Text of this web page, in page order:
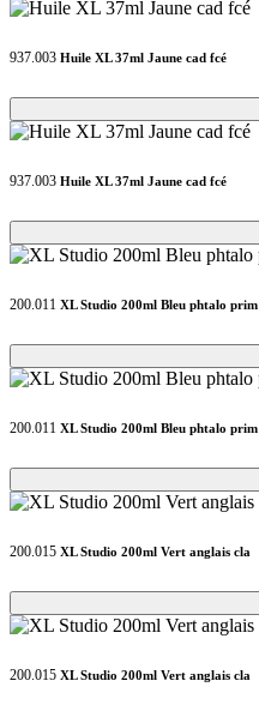
937.003 Huile XL 37ml Jaune cad fcé
Loading...
Loading...
937.003 Huile XL 37ml Jaune cad fcé
Loading...
Loading...
200.011 XL Studio 200ml Bleu phtalo prim
Loading...
Loading...
200.011 XL Studio 200ml Bleu phtalo prim
Loading...
Loading...
200.015 XL Studio 200ml Vert anglais cla
Loading...
Loading...
200.015 XL Studio 200ml Vert anglais cla